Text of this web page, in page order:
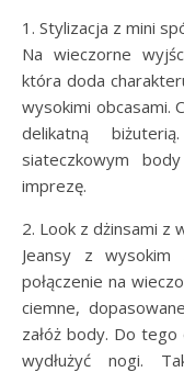
1. Stylizacja z mini
Na wieczorne
która doda
wysokimi obcasami.
delikatną
siateczkowym
imprezę.
2. Look z dżinsami z
Jeansy z
połączenie na
ciemne,
załóż body. Do
wydłużyć nogi.